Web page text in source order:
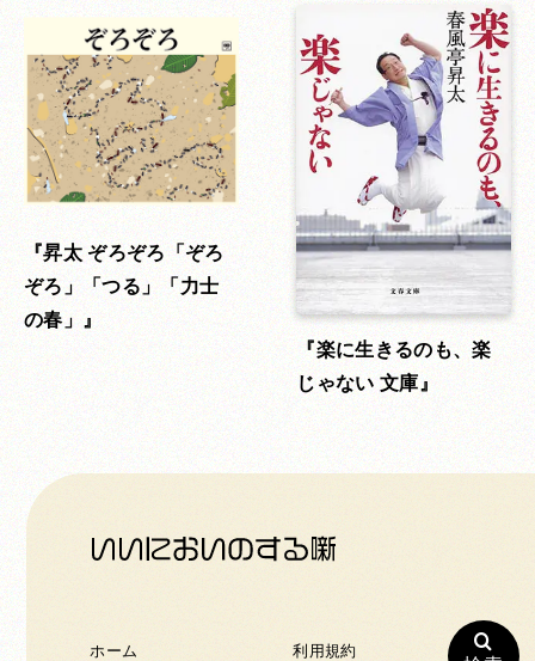
昇太 ぞろぞろ「ぞろ
ぞろ」「つる」「力士
の春」
楽に生きるのも、楽
じゃない 文庫
ホーム 利用規約